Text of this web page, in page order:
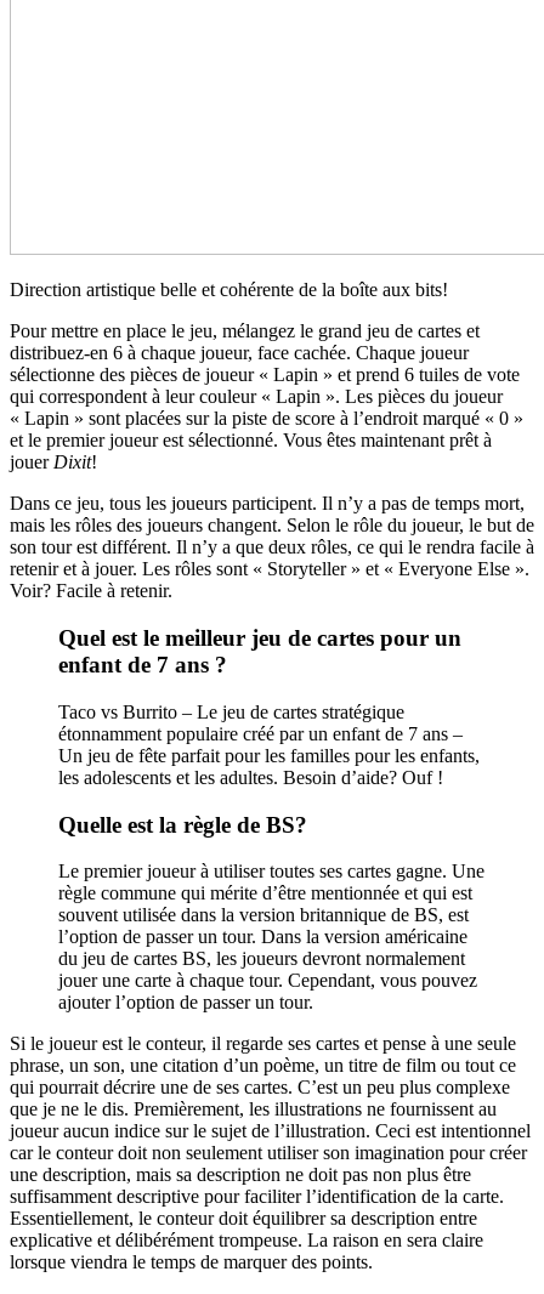
Direction artistique belle et cohérente de la boîte aux bits!
Pour mettre en place le jeu, mélangez le grand jeu de cartes et
distribuez-en 6 à chaque joueur, face cachée. Chaque joueur
sélectionne des pièces de joueur « Lapin » et prend 6 tuiles de vote
qui correspondent à leur couleur « Lapin ». Les pièces du joueur
« Lapin » sont placées sur la piste de score à l’endroit marqué « 0 »
et le premier joueur est sélectionné. Vous êtes maintenant prêt à
jouerDixit!
Dans ce jeu, tous les joueurs participent. Il n’y a pas de temps mort,
mais les rôles des joueurs changent. Selon le rôle du joueur, le but de
son tour est différent. Il n’y a que deux rôles, ce qui le rendra facile à
retenir et à jouer. Les rôles sont « Storyteller » et « Everyone Else ».
Voir? Facile à retenir.
Quel est le meilleur jeu de cartes pour un
enfant de 7 ans ?
Taco vs Burrito – Le jeu de cartes stratégique
étonnamment populaire créé par un enfant de 7 ans –
Un jeu de fête parfait pour les familles pour les enfants,
les adolescents et les adultes. Besoin d’aide? Ouf !
Quelle est la règle de BS?
Le premier joueur à utiliser toutes ses cartes gagne. Une
règle commune qui mérite d’être mentionnée et qui est
souvent utilisée dans la version britannique de BS, est
l’option de passer un tour. Dans la version américaine
du jeu de cartes BS, les joueurs devront normalement
jouer une carte à chaque tour. Cependant, vous pouvez
ajouter l’option de passer un tour.
Si le joueur est le conteur, il regarde ses cartes et pense à une seule
phrase, un son, une citation d’un poème, un titre de film ou tout ce
qui pourrait décrire une de ses cartes. C’est un peu plus complexe
que je ne le dis. Premièrement, les illustrations ne fournissent au
joueur aucun indice sur le sujet de l’illustration. Ceci est intentionnel
car le conteur doit non seulement utiliser son imagination pour créer
une description, mais sa description ne doit pas non plus être
suffisamment descriptive pour faciliter l’identification de la carte.
Essentiellement, le conteur doit équilibrer sa description entre
explicative et délibérément trompeuse. La raison en sera claire
lorsque viendra le temps de marquer des points.